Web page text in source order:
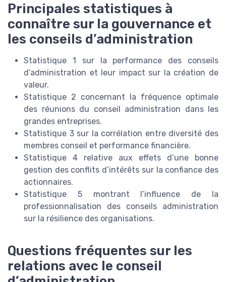
Principales statistiques à
connaître sur la gouvernance et
les conseils d’administration
Statistique 1 sur la performance des conseils
d’administration et leur impact sur la création de
valeur.
Statistique 2 concernant la fréquence optimale
des réunions du conseil administration dans les
grandes entreprises.
Statistique 3 sur la corrélation entre diversité des
membres conseil et performance financière.
Statistique 4 relative aux effets d’une bonne
gestion des conflits d’intérêts sur la confiance des
actionnaires.
Statistique 5 montrant l’influence de la
professionnalisation des conseils administration
sur la résilience des organisations.
Questions fréquentes sur les
relations avec le conseil